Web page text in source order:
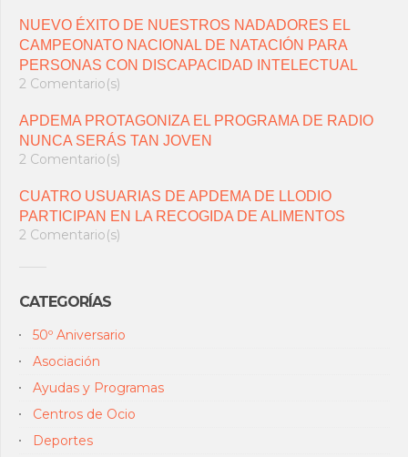
NUEVO ÉXITO DE NUESTROS NADADORES EL
CAMPEONATO NACIONAL DE NATACIÓN PARA
PERSONAS CON DISCAPACIDAD INTELECTUAL
2 Comentario(s)
APDEMA PROTAGONIZA EL PROGRAMA DE RADIO
NUNCA SERÁS TAN JOVEN
2 Comentario(s)
CUATRO USUARIAS DE APDEMA DE LLODIO
PARTICIPAN EN LA RECOGIDA DE ALIMENTOS
2 Comentario(s)
CATEGORÍAS
50º Aniversario
Asociación
Ayudas y Programas
Centros de Ocio
Deportes